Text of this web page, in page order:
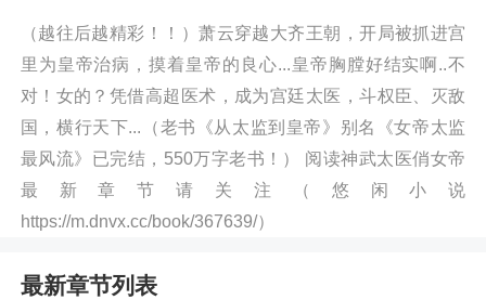
（越往后越精彩！！）萧云穿越大齐王朝，开局被抓进宫
里为皇帝治病，摸着皇帝的良心...皇帝胸膛好结实啊..不
对！女的？凭借高超医术，成为宫廷太医，斗权臣、灭敌
国，横行天下...（老书《从太监到皇帝》别名《女帝太监
最风流》已完结，550万字老书！） 阅读神武太医俏女帝
最新章节请关注（悠闲小说
https://m.dnvx.cc/book/367639/）
最新章节列表